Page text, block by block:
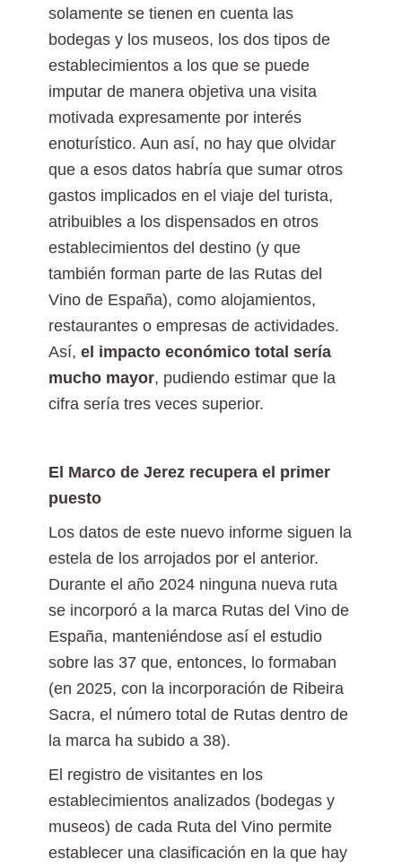
solamente se tienen en cuenta las
bodegas y los museos, los dos tipos de
establecimientos a los que se puede
imputar de manera objetiva una visita
motivada expresamente por interés
enoturístico. Aun así, no hay que olvidar
que a esos datos habría que sumar otros
gastos implicados en el viaje del turista,
atribuibles a los dispensados en otros
establecimientos del destino (y que
también forman parte de las Rutas del
Vino de España), como alojamientos,
restaurantes o empresas de actividades.
Así, el impacto económico total sería
mucho mayor, pudiendo estimar que la
cifra sería tres veces superior.
El Marco de Jerez recupera el primer
puesto
Los datos de este nuevo informe siguen la
estela de los arrojados por el anterior.
Durante el año 2024 ninguna nueva ruta
se incorporó a la marca Rutas del Vino de
España, manteniéndose así el estudio
sobre las 37 que, entonces, lo formaban
(en 2025, con la incorporación de Ribeira
Sacra, el número total de Rutas dentro de
la marca ha subido a 38).
El registro de visitantes en los
establecimientos analizados (bodegas y
museos) de cada Ruta del Vino permite
establecer una clasificación en la que hay